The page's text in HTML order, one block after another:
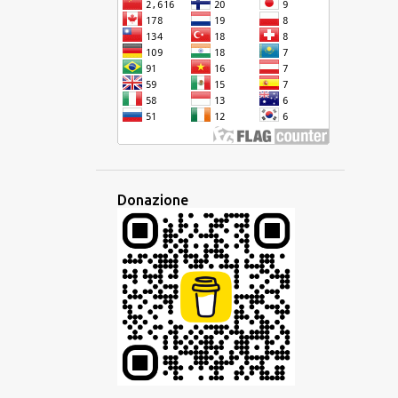
DISPARITÀ EBRAICO ECONOMIA
EDITORE EDUCAZIONE
EQUIVOCO EREDITÀ ESAME
ESPERANTO ESPERIENZA
ETNICA EUROPA
EVOLUZIONE
FAMIGLIA LINGUISTICA FANTASIA
FESTA FILIPPINE FRANCESE
FRASARIO FRASE GESTO
GIAVANESE GIUDAICO GLOBALE
GLOBALIZZAZIONE GLOSSIKA
GOVERNO GRAMMATICA HAKKA
Donazione